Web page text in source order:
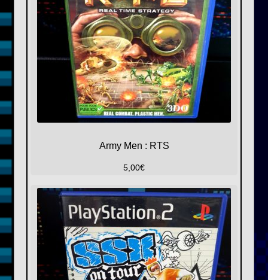
Army Men : RTS
5,00€